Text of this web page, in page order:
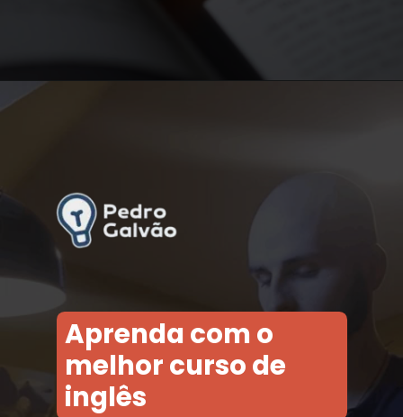
Aprenda com o
melhor curso de
inglês